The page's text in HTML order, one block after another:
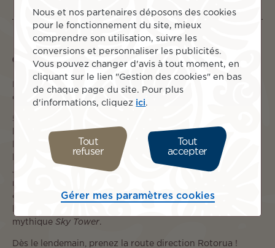
Ce qui vous attend
De l'effervescence urbaine d' Auckland
de
Rotorua , ce voyage s'annonce dépaysant...
5h de vol et vous voilà déjà à prendre des photos devant
l'encadrement de sculptures maori dans le hall de
l'aéroport ! Sautez à bord de votre voiture de location et
laissez-vous tenter par un arrêt gourmand à
Strawberry Farm pour une glace maison avant de
rejoindre le confort de votre hôtel 4 étoiles. Profitez de
cette première journée à Auckland pour flâner le long de
mythique Sky Tower.
Dès le lendemain, prenez la route direction Rotorua !
Nous et nos partenaires déposons des cookies
pour le fonctionnement du site, mieux
comprendre son utilisation, suivre les
conversions et personnaliser les publicités.
Vous pouvez changer d'avis à tout moment, en
cliquant sur le lien "Gestion des cookies" en bas
de chaque page du site. Pour plus
d'informations, cliquez ici
Tout
refuser
Tout
accepter
Gérer mes paramètres cookies